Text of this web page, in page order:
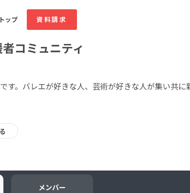
ップ 資料請求
新着のコミュニティ
ド・飲食店
ューティー・ヘルスケア
コミュニティ
す。バレエが好きな人、芸術が好きな人が集い共に
メンバー